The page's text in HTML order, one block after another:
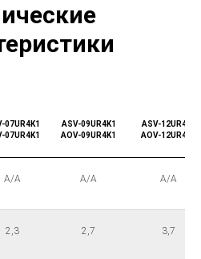
07UR4K1
07UR4K1
ASV-09UR4K1
AOV-09UR4K1
ASV-12UR4K1
AOV-12UR4K1
А/А А/А А/А
2,3 2,7 3,7